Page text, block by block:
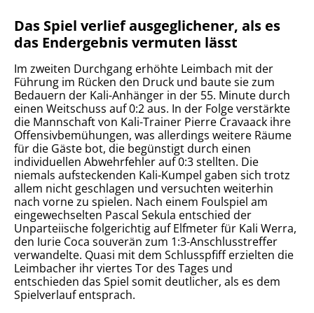
Das Spiel verlief ausgeglichener, als es
das Endergebnis vermuten lässt
Im zweiten Durchgang erhöhte Leimbach mit der
Führung im Rücken den Druck und baute sie zum
Bedauern der Kali-Anhänger in der 55. Minute durch
einen Weitschuss auf 0:2 aus. In der Folge verstärkte
die Mannschaft von Kali-Trainer Pierre Cravaack ihre
Offensivbemühungen, was allerdings weitere Räume
für die Gäste bot, die begünstigt durch einen
individuellen Abwehrfehler auf 0:3 stellten. Die
niemals aufsteckenden Kali-Kumpel gaben sich trotz
allem nicht geschlagen und versuchten weiterhin
nach vorne zu spielen. Nach einem Foulspiel am
eingewechselten Pascal Sekula entschied der
Unparteiische folgerichtig auf Elfmeter für Kali Werra,
den Iurie Coca souverän zum 1:3-Anschlusstreffer
verwandelte. Quasi mit dem Schlusspfiff erzielten die
Leimbacher ihr viertes Tor des Tages und
entschieden das Spiel somit deutlicher, als es dem
Spielverlauf entsprach.